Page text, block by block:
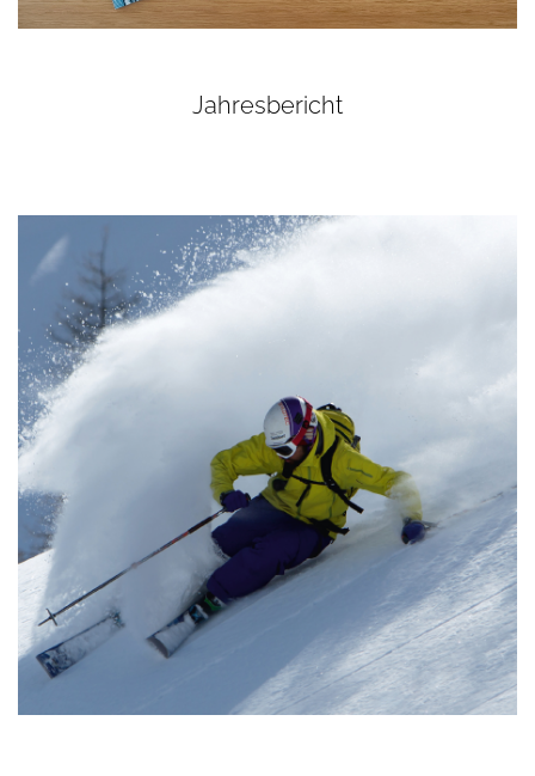
Jahresbericht